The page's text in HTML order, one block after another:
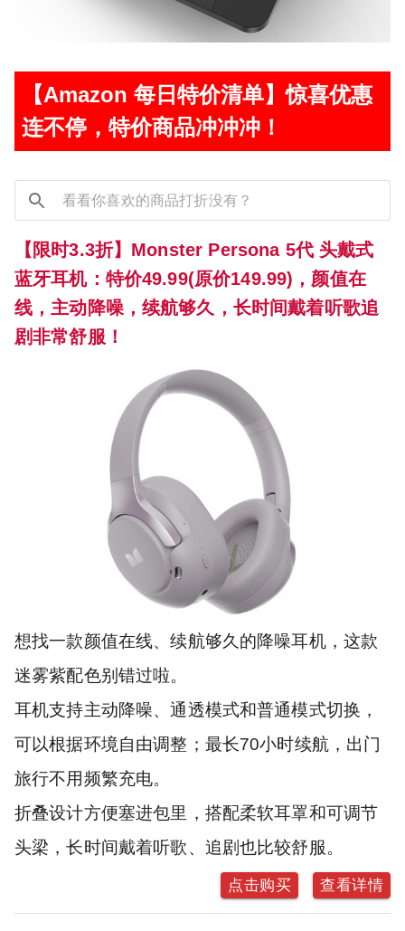
【Amazon 每日特价清单】惊喜优惠
连不停，特价商品冲冲冲！
【限时3.3折】Monster Persona 5代 头戴式
蓝牙耳机：特价49.99(原价149.99)，颜值在
线，主动降噪，续航够久，长时间戴着听歌追
剧非常舒服！
想找一款颜值在线、续航够久的降噪耳机，这款
迷雾紫配色别错过啦。
耳机支持主动降噪、通透模式和普通模式切换，
可以根据环境自由调整；最长70小时续航，出门
旅行不用频繁充电。
折叠设计方便塞进包里，搭配柔软耳罩和可调节
头梁，长时间戴着听歌、追剧也比较舒服。
点击购买 查看详情